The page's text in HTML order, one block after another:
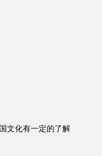
文化有一定的了解